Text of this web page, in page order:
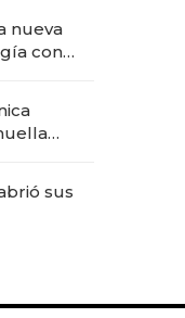
nueva
con
sus